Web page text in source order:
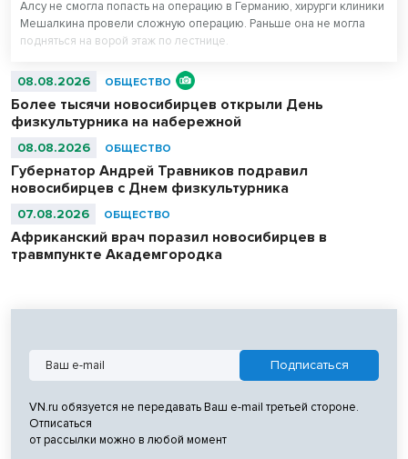
Алсу не смогла попасть на операцию в Германию, хирурги клиники
Мешалкина провели сложную операцию. Раньше она не могла
подняться на ворой этаж по лестнице.
08.08.2026 ОБЩЕСТВО
Более тысячи новосибирцев открыли День
физкультурника на набережной
08.08.2026 ОБЩЕСТВО
Губернатор Андрей Травников подравил
новосибирцев с Днем физкультурника
07.08.2026 ОБЩЕСТВО
Африканский врач поразил новосибирцев в
травмпункте Академгородка
VN.ru обязуется не передавать Ваш e-mail третьей стороне.
Отписаться
от рассылки можно в любой момент